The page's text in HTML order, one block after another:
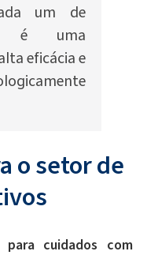
um de
é uma
eficácia e
o setor de
cuidados com